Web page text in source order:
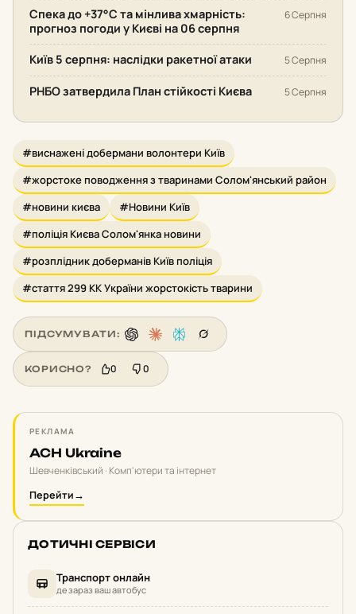
Спека до +37°С та мінлива хмарність:
прогноз погоди у Києві на 06 серпня
6 Серпня
Київ 5 серпня: наслідки ракетної атаки 5 Серпня
РНБО затвердила План стійкості Києва 5 Серпня
#виснажені добермани волонтери Київ
#жорстоке поводження з тваринами Солом'янський район
#новини києва
#Новини Київ
#поліція Києва Солом'янка новини
#розплідник доберманів Київ поліція
#стаття 299 КК України жорстокість тварини
ПІДСУМУВАТИ:
КОРИСНО? 0 0
РЕКЛАМА
ACH Ukraine
Шевченківський · Комп'ютери та інтернет
Перейти→
ДОТИЧНІ СЕРВІСИ
Транспорт онлайн
де зараз ваш автобус